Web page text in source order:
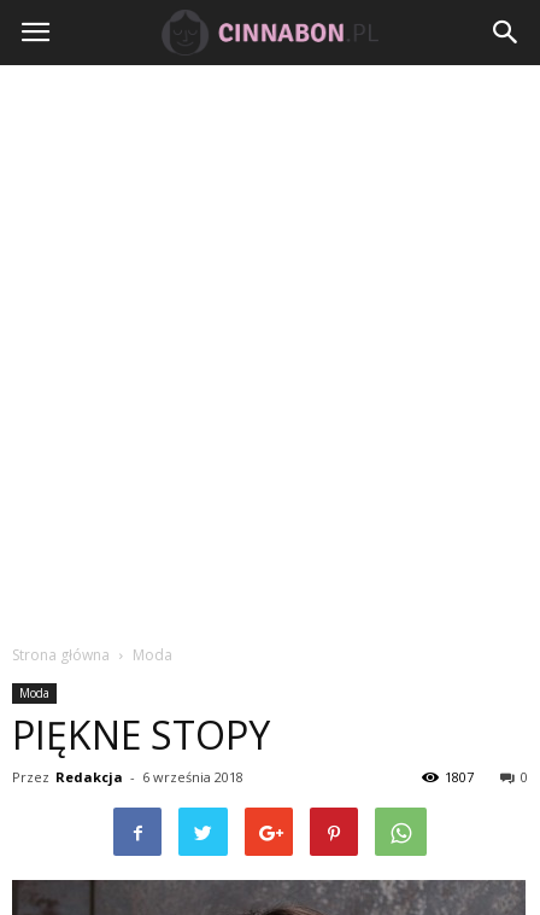
Cinnabon.pl
Strona główna Moda
Moda
PIĘKNE STOPY
Przez Redakcja - 6 września 2018 0
1807